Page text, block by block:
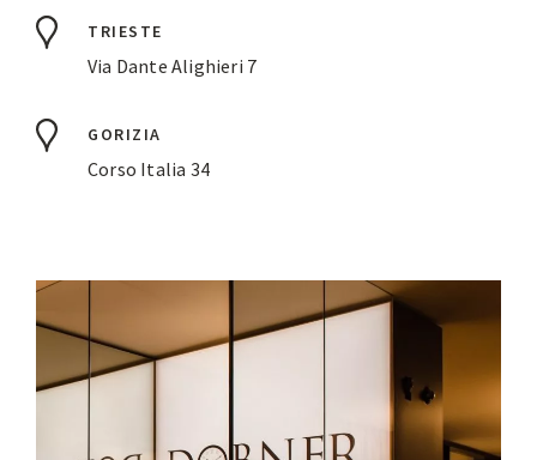
TRIESTE
Via Dante Alighieri 7
GORIZIA
Corso Italia 34